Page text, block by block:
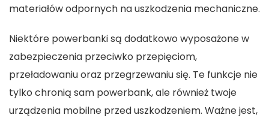
materiałów odpornych na uszkodzenia mechaniczne.
Niektóre powerbanki są dodatkowo wyposażone w
zabezpieczenia przeciwko przepięciom,
przeładowaniu oraz przegrzewaniu się. Te funkcje nie
tylko chronią sam powerbank, ale również twoje
urządzenia mobilne przed uszkodzeniem. Ważne jest,